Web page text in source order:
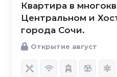
Квартира в
Центральном и
города Сочи.
Открытие август